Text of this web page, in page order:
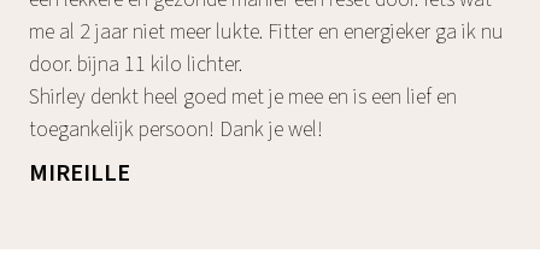
me al 2 jaar niet meer lukte. Fitter en energieker ga ik nu
door. bijna 11 kilo lichter.
Shirley denkt heel goed met je mee en is een lief en
toegankelijk persoon! Dank je wel!
MIREILLE